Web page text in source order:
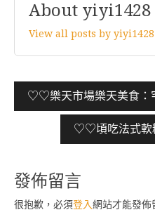
About yiyi1428
View all posts by
文
章
♡♡樂天市場樂天美食
♡♡頃吃法式軟
發佈留言
很抱歉，必須登入網站才能發佈